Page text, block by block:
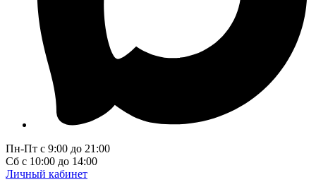
Пн-Пт с 9:00 до 21:00
Сб с 10:00 до 14:00
Личный кабинет